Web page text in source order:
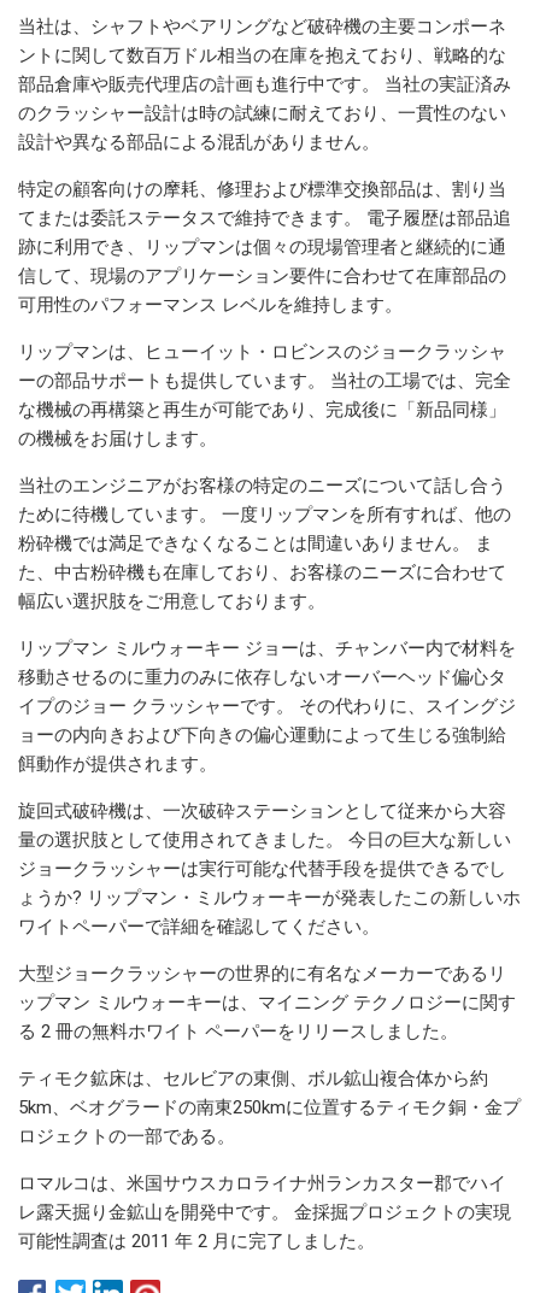
当社は、シャフトやベアリングなど破砕機の主要コンポーネ
ントに関して数百万ドル相当の在庫を抱えており、戦略的な
部品倉庫や販売代理店の計画も進行中です。 当社の実証済み
のクラッシャー設計は時の試練に耐えており、一貫性のない
設計や異なる部品による混乱がありません。
特定の顧客向けの摩耗、修理および標準交換部品は、割り当
てまたは委託ステータスで維持できます。 電子履歴は部品追
跡に利用でき、リップマンは個々の現場管理者と継続的に通
信して、現場のアプリケーション要件に合わせて在庫部品の
可用性のパフォーマンス レベルを維持します。
リップマンは、ヒューイット・ロビンスのジョークラッシャ
ーの部品サポートも提供しています。 当社の工場では、完全
な機械の再構築と再生が可能であり、完成後に「新品同様」
の機械をお届けします。
当社のエンジニアがお客様の特定のニーズについて話し合う
ために待機しています。 一度リップマンを所有すれば、他の
粉砕機では満足できなくなることは間違いありません。 ま
た、中古粉砕機も在庫しており、お客様のニーズに合わせて
幅広い選択肢をご用意しております。
リップマン ミルウォーキー ジョーは、チャンバー内で材料を
移動させるのに重力のみに依存しないオーバーヘッド偏心タ
イプのジョー クラッシャーです。 その代わりに、スイングジ
ョーの内向きおよび下向きの偏心運動によって生じる強制給
餌動作が提供されます。
旋回式破砕機は、一次破砕ステーションとして従来から大容
量の選択肢として使用されてきました。 今日の巨大な新しい
ジョークラッシャーは実行可能な代替手段を提供できるでし
ょうか? リップマン・ミルウォーキーが発表したこの新しいホ
ワイトペーパーで詳細を確認してください。
大型ジョークラッシャーの世界的に有名なメーカーであるリ
ップマン ミルウォーキーは、マイニング テクノロジーに関す
る 2 冊の無料ホワイト ペーパーをリリースしました。
ティモク鉱床は、セルビアの東側、ボル鉱山複合体から約
5km、ベオグラードの南東250kmに位置するティモク銅・金プ
ロジェクトの一部である。
ロマルコは、米国サウスカロライナ州ランカスター郡でハイ
レ露天掘り金鉱山を開発中です。 金採掘プロジェクトの実現
可能性調査は 2011 年 2 月に完了しました。